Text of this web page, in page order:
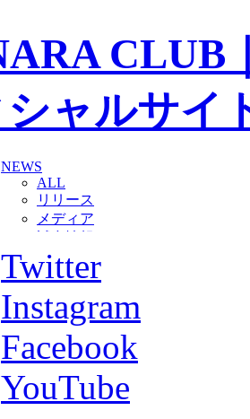
NEWS
ALL
リリース
メディア
グッズ
ファンコミュニティ
ホームタウン
コラム
その他
TEAM
2026/27トップチーム
2026/27トップチームスタッフ
Twitter
Instagram
Facebook
YouTube